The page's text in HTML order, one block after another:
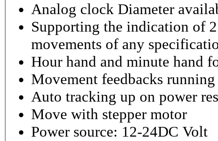
Analog clock Diameter
Supporting the indication of
movements of any
Hour hand and minute hand
Movement feedbacks
Auto tracking up on power
Move with stepper motor
Power source: 12-24DC Volt